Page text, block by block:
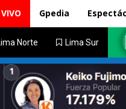
Gpedia
Norte Lima Sur